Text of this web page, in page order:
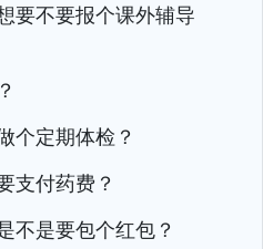
要不要报个课外辅导
个定期体检？
支付药费？
不是要包个红包？